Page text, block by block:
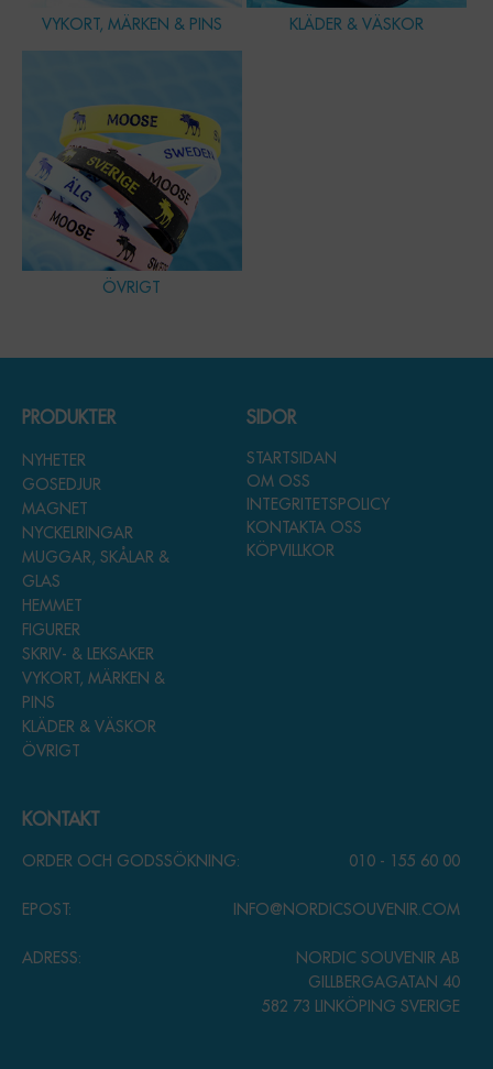
VYKORT, MÄRKEN & PINS KLÄDER & VÄSKOR
ÖVRIGT
PRODUKTER
NYHETER
GOSEDJUR
MAGNET
NYCKELRINGAR
MUGGAR, SKÅLAR &
GLAS
HEMMET
FIGURER
SKRIV- & LEKSAKER
VYKORT, MÄRKEN &
PINS
KLÄDER & VÄSKOR
ÖVRIGT
SIDOR
STARTSIDAN
OM OSS
INTEGRITETSPOLICY
KONTAKTA OSS
KÖPVILLKOR
KONTAKT
ORDER OCH GODSSÖKNING: 010 - 155 60 00
EPOST: INFO@NORDICSOUVENIR.COM
ADRESS:
NORDIC SOUVENIR AB
GILLBERGAGATAN 40
582 73 LINKÖPING SVERIGE